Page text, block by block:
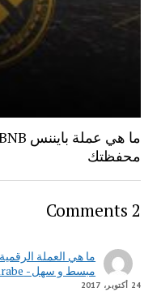
محفظتك
2 Comments
مبسط و سهل - CryptoArabe
24 أكتوبر، 2017